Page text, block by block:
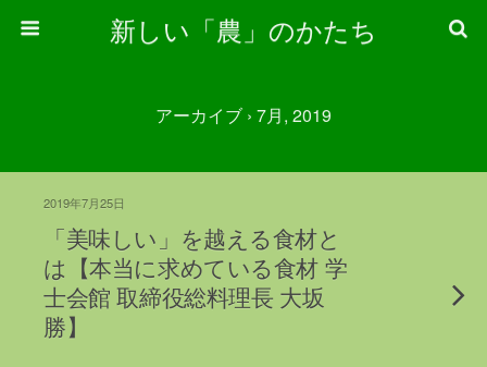
新しい「農」のかたち
アーカイブ › 7月, 2019
2019年7月25日
「美味しい」を越える食材と
は【本当に求めている食材 学
士会館 取締役総料理長 大坂
勝】